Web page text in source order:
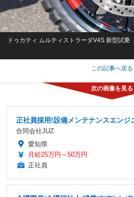
ドゥカティ ムルティストラーダV4S 新型試乗
この記事へ戻る
正社員採用!設備メンテナンスエンジ
合同会社JUZ
愛知県
月給25万円～50万円
正社員